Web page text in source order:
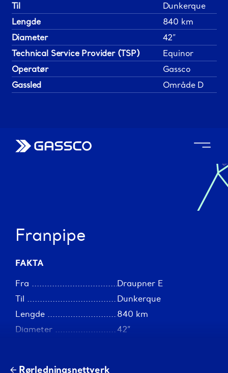
Rørledningsnettverk
Til
Dunkerque
Lengde
840 km
Diameter
42”
Technical Service Provider (TSP)
Equinor
Operatør
Gassco
Gassled
Område D